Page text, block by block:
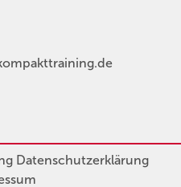
Datenschutzerklärung